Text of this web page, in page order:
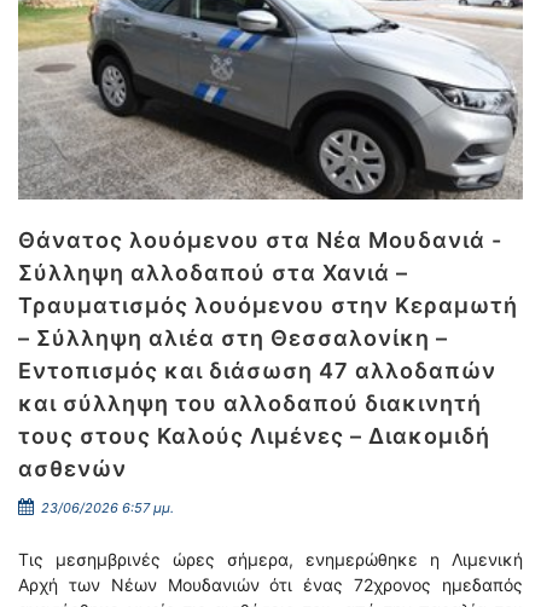
Θάνατος λουόμενου στα Νέα Μουδανιά -
Σύλληψη αλλοδαπού στα Χανιά –
Τραυματισμός λουόμενου στην Κεραμωτή
– Σύλληψη αλιέα στη Θεσσαλονίκη –
Εντοπισμός και διάσωση 47 αλλοδαπών
και σύλληψη του αλλοδαπού διακινητή
τους στους Καλούς Λιμένες – Διακομιδή
ασθενών
23/06/2026 6:57 μμ.
Τις μεσημβρινές ώρες σήμερα, ενημερώθηκε η Λιμενική
Αρχή των Νέων Μουδανιών ότι ένας 72χρονος ημεδαπός